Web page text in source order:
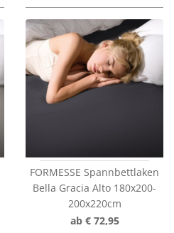
FORMESSE Spannbettlaken
Bella Gracia Alto 180x200-
200x220cm
ab € 72,95